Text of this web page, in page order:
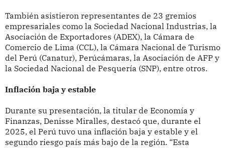
También asistieron representantes de 23 gremios
empresariales como la Sociedad Nacional Industrias, la
Asociación de Exportadores (ADEX), la Cámara de
Comercio de Lima (CCL), la Cámara Nacional de Turismo
del Perú (Canatur), Perúcámaras, la Asociación de AFP y
la Sociedad Nacional de Pesquería (SNP), entre otros.
Inflación baja y estable
Durante su presentación, la titular de Economía y
Finanzas, Denisse Miralles, destacó que, durante el
2025, el Perú tuvo una inflación baja y estable y el
segundo riesgo país más bajo de la región. “Esta